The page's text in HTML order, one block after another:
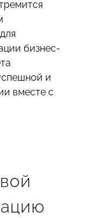
бизнес-
и
вместе с